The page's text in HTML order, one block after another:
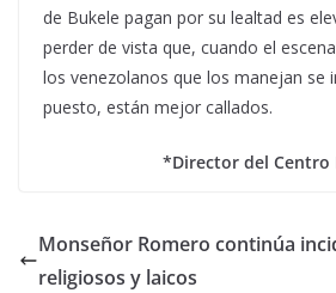
de Bukele pagan por su lealtad es
perder de vista que, cuando el
los venezolanos que los manejan se
puesto, están mejor callados.
*Director del Centro
Monseñor Romero continúa
religiosos y laicos